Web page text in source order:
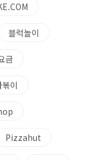
블럭놀이
금
볶이
Pizzahut